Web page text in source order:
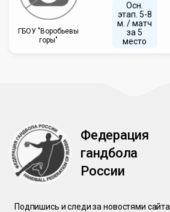
ГБОУ "Воробьевы
горы"
Осн.
этап. 5-8
м. / матч
за 5
место
Федерация
гандбола
России
Подпишись и следи за новостями сайта